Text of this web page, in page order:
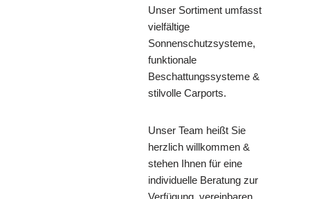
Unser Sortiment umfasst
vielfältige
Sonnenschutzsysteme,
funktionale
Beschattungssysteme &
stilvolle Carports.
Unser Team heißt Sie
herzlich willkommen &
stehen Ihnen für eine
individuelle Beratung zur